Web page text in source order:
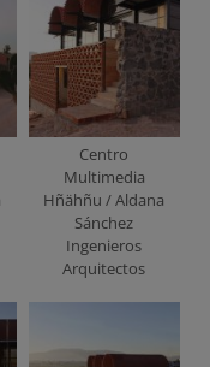
Centro
Multimedia
Hñähñu / Aldana
Sánchez
Ingenieros
Arquitectos